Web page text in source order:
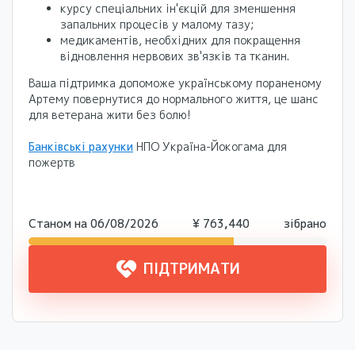
курсу спеціальних ін'єкцій для зменшення
запальних процесів у малому тазу;
медикаментів, необхідних для покращення
відновлення нервових зв'язків та тканин.
Ваша підтримка допоможе українському пораненому
Артему повернутися до нормального життя, це шанс
для ветерана жити без болю!
Банківські рахунки НПО Україна-Йокогама для
пожертв
Станом на 06/08/2026 ¥ 763,440 зібрано
ПІДТРИМАТИ